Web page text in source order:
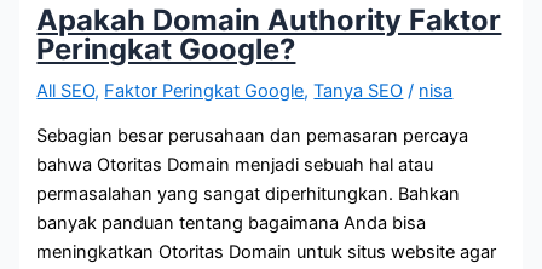
Apakah Domain Authority Faktor
Peringkat Google?
All SEO, Faktor Peringkat Google,Tanya SEO / nisa
Sebagian besar perusahaan dan pemasaran percaya
bahwa Otoritas Domain menjadi sebuah hal atau
permasalahan yang sangat diperhitungkan. Bahkan
banyak panduan tentang bagaimana Anda bisa
meningkatkan Otoritas Domain untuk situs website agar